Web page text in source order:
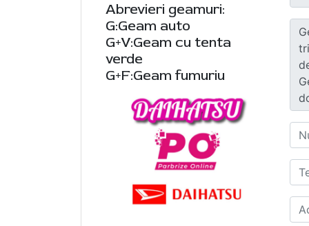
Abrevieri geamuri:
G:Geam auto
G+V:Geam cu tenta
verde
G+F:Geam fumuriu